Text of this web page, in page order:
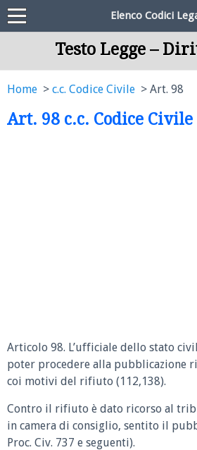
Elenco Codici
Testo Legge –
Home c.c. Codice Civile Art. 98
Art. 98 c.c. Codice Civile
Articolo 98. L’ufficiale dello stato
poter procedere alla pubblicazione
coi motivi del rifiuto (112,138).
Contro il rifiuto è dato ricorso al
in camera di consiglio, sentito il
Proc. Civ. 737 e seguenti).